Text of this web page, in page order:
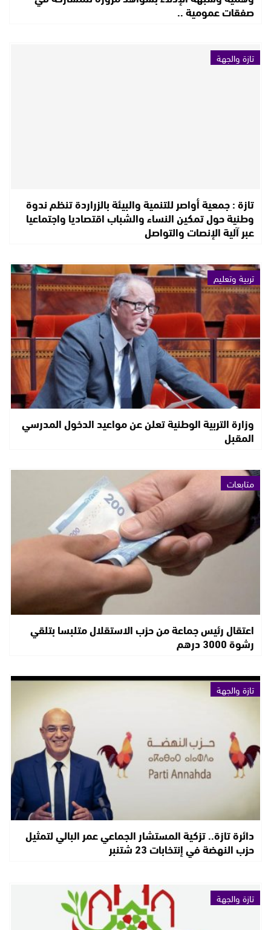
صفقات عمومية ..
تازة والجهة
تازة : جمعية أواصر للتنمية والبيئة بالزراردة تنظم ندوة
وطنية حول تمكين النساء والشباب اقتصاديا واجتماعيا
عبر آلية الإنصات والتواصل
تربية وتعليم
وزارة التربية الوطنية تعلن عن مواعيد الدخول المدرسي
المقبل
متابعات
اعتقال رئيس جماعة من حزب الاستقلال متلبسا بتلقي
رشوة 3000 درهم
تازة والجهة
دائرة تازة.. تزكية المستشار الجماعي عمر البالي لتمثيل
حزب النهضة في إنتخابات 23 شتنبر
تازة والجهة